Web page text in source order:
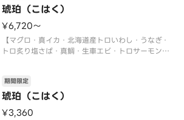
琥珀（こはく）
¥6,720〜
【マグロ・真イカ・北海道産トロいわし・うなぎ・
トロ炙り塩さば・真鯛・生車エビ・トロサーモン・
〈本マグロ中トロ使用〉
〈期間限定〉2026年9月30日（水）まで
琥珀（こはく）
期間限定
¥3,360